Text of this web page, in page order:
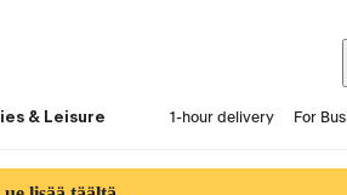
& Leisure 1-hour delivery For